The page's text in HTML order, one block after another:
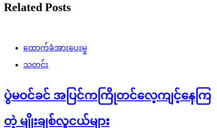
Related Posts
ထောက်ခံအားပေးမှု
သတင်း
ပွဲမဝင်ခင် အပြင်ကကြိုတင်လေ့ကျင့်နေကြ
တဲ့ မျိုးချစ်လူငယ်များ